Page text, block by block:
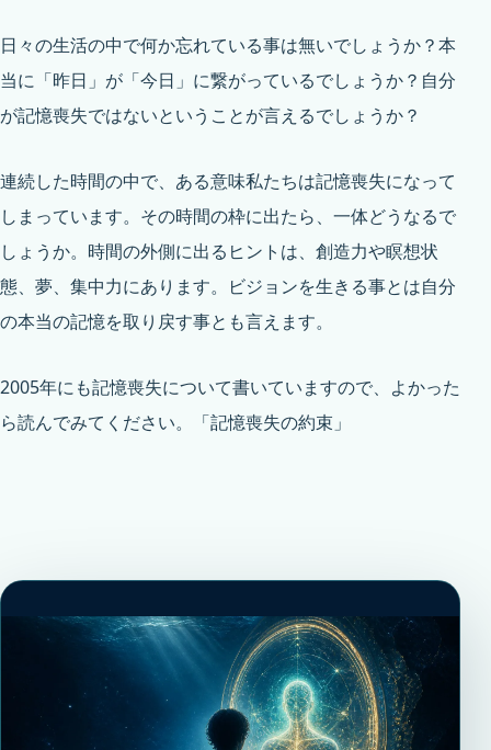
日々の生活の中で何か忘れている事は無いでしょうか？本
当に「昨日」が「今日」に繋がっているでしょうか？自分
が記憶喪失ではないということが言えるでしょうか？
連続した時間の中で、ある意味私たちは記憶喪失になって
しまっています。その時間の枠に出たら、一体どうなるで
しょうか。時間の外側に出るヒントは、創造力や瞑想状
態、夢、集中力にあります。ビジョンを生きる事とは自分
の本当の記憶を取り戻す事とも言えます。
2005年にも記憶喪失について書いていますので、よかった
ら読んでみてください。
「記憶喪失の約束」